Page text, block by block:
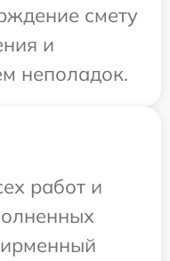
смету
и
неполадок.
работ и